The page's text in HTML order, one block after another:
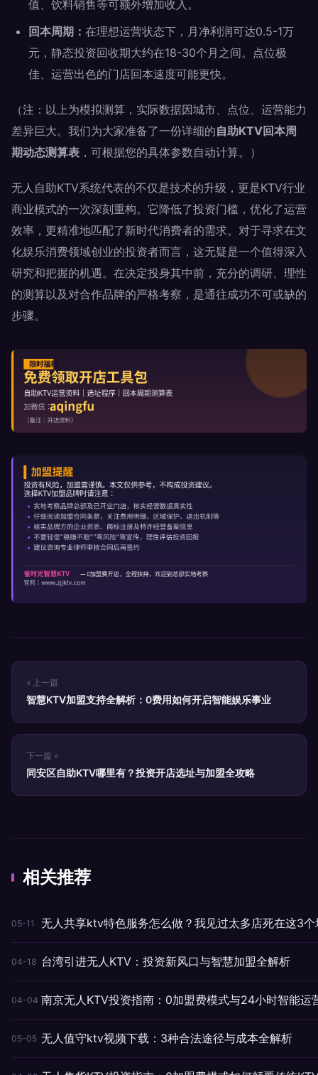
值、饮料销售等可额外增加收入。
回本周期： 在理想运营状态下，月净利润可达0.5-1万
元，静态投资回收期大约在18-30个月之间。点位极
佳、运营出色的门店回本速度可能更快。
（注：以上为模拟测算，实际数据因城市、点位、运营能力
差异巨大。我们为大家准备了一份详细的自助KTV回本周
期动态测算表 ，可根据您的具体参数自动计算。）
无人自助KTV系统代表的不仅是技术的升级，更是KTV行业
商业模式的一次深刻重构。它降低了投资门槛，优化了运营
效率，更精准地匹配了新时代消费者的需求。对于寻求在文
化娱乐消费领域创业的投资者而言，这无疑是一个值得深入
研究和把握的机遇。在决定投身其中前，充分的调研、理性
的测算以及对合作品牌的严格考察，是通往成功不可或缺的
步骤。
« 上一篇
智慧KTV加盟支持全解析：0费用如何开启智能娱乐事业
下一篇 »
同安区自助KTV哪里有？投资开店选址与加盟全攻略
相关推荐
05-11 无人共享ktv特色服务怎么做？我见过太多店死在这3个
04-18 台湾引进无人KTV：投资新风口与智慧加盟全解析
04-04 南京无人KTV投资指南：0加盟费模式与24小时智能运
05-05 无人值守ktv视频下载：3种合法途径与成本全解析